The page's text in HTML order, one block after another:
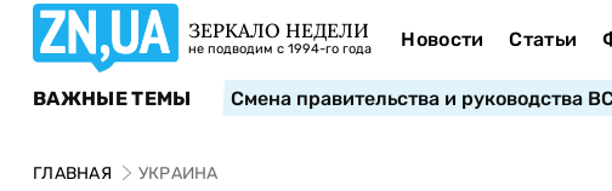
ЗЕРКАЛО НЕДЕЛИ
не подводим с 1994-го года Новости Статьи
ВАЖНЫЕ ТЕМЫ Смена правительства и руководства
ГЛАВНАЯ УКРАИНА